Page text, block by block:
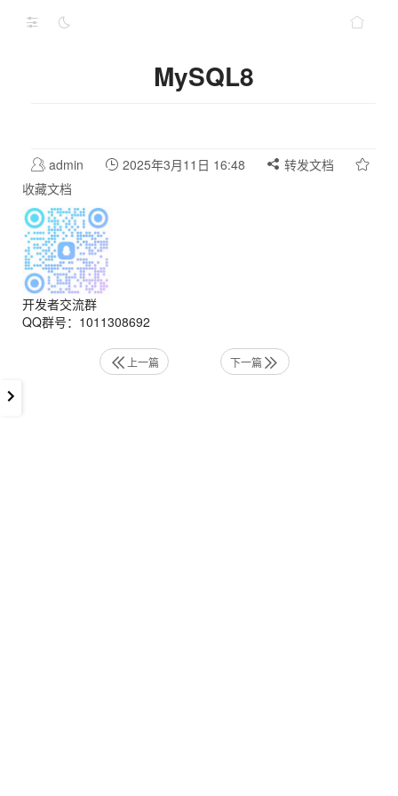
MySQL8
admin 2025年3月11日 16:48
转发文档
收藏文档
开发者交流群
QQ群号：1011308692
上一篇 下一篇